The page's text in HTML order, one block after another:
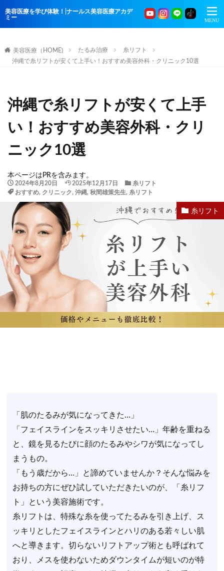
美容医療を学び体験！|ナールス美容医療アカデ
ミー
美容医療（HOME) たるみ治療
糸リフト
沖縄で糸リフトが安くて上手い！おすすめ美容外科・クリニック10選
沖縄で糸リフトが安くて上手
い！おすすめ美容外科・クリ
ニック10選
本ページはPRを含みます。
2024年8月20日 2025年12月17日
糸リフト
おすすめ, クリニック, 沖縄, 秋間雄策先生, 糸リフト
糸リフト
「肌のたるみが気になってきた…」
「フェイスラインをスッキリさせたい…」年齢を重ねる
と、鏡を見るたびに顔のたるみやシワが気になってし
まうもの。
「もう歳だから…」と諦めていませんか？そんな悩みを
お持ちの方にぜひ試していただきたいのが、「糸リフ
ト」という美容施術です。
糸リフトは、特殊な糸を使ってたるみを引き上げ、ス
ッキリとしたフェイスラインとハリのある若々しい肌
へと導きます。切らないリフトアップ術とも呼ばれて
おり、メスを使わないためダウンタイムが短いのが特